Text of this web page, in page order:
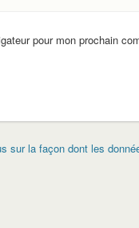
pour mon prochain
sur la façon dont les